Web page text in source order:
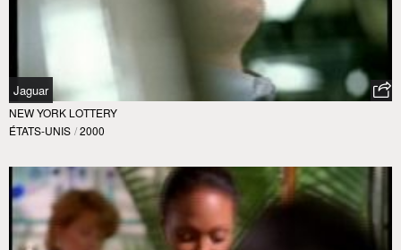
Jaguar
NEW YORK LOTTERY
ÉTATS-UNIS / 2000